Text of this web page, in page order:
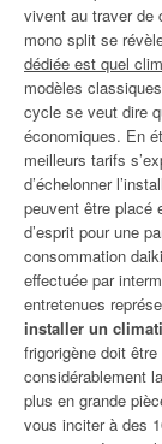
vivent au traver de
mono split se
dédiée est quel
modèles
cycle se veut dire
économiques. En
meilleurs tarifs
d’échelonner
peuvent être placé
d’esprit pour une
consommation
effectuée par
entretenues
installer un
frigorigène doit
considérablement
plus en grande
vous inciter à des